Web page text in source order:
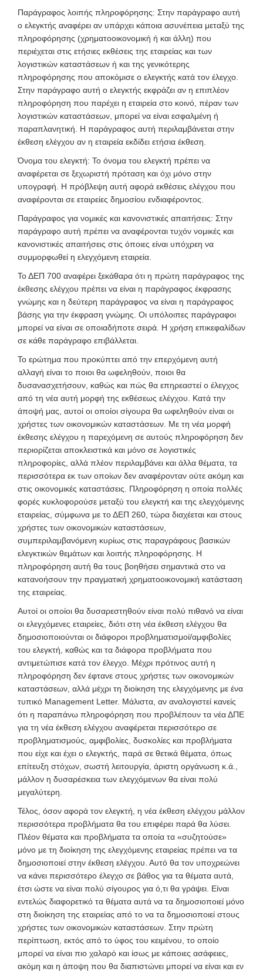
Παράγραφος λοιπής πληροφόρησης: Στην παράγραφο αυτή
ο ελεγκτής αναφέρει αν υπάρχει κάποια ασυνέπεια μεταξύ της
πληροφόρησης (χρηματοοικονομική ή και άλλη) που
περιέχεται στις ετήσιες εκθέσεις της εταιρείας και των
λογιστικών καταστάσεων ή και της γενικότερης
πληροφόρησης που αποκόμισε ο ελεγκτής κατά τον έλεγχο.
Στην παράγραφο αυτή ο ελεγκτής εκφράζει αν η επιπλέον
πληροφόρηση που παρέχει η εταιρεία στο κοινό, πέραν των
λογιστικών καταστάσεων, μπορεί να είναι εσφαλμένη ή
παραπλανητική. Η παράγραφος αυτή περιλαμβάνεται στην
έκθεση ελέγχου αν η εταιρεία εκδίδει ετήσια έκθεση.
Όνομα του ελεγκτή: Το όνομα του ελεγκτή πρέπει να
αναφέρεται σε ξεχωριστή πρόταση και όχι μόνο στην
υπογραφή. Η πρόβλεψη αυτή αφορά εκθέσεις ελέγχου που
αναφέρονται σε εταιρείες δημοσίου ενδιαφέροντος.
Παράγραφος για νομικές και κανονιστικές απαιτήσεις: Στην
παράγραφο αυτή πρέπει να αναφέρονται τυχόν νομικές και
κανονιστικές απαιτήσεις στις όποιες είναι υπόχρεη να
συμμορφωθεί η ελεγχόμενη εταιρεία.
Το ΔΕΠ 700 αναφέρει ξεκάθαρα ότι η πρώτη παράγραφος της
έκθεσης ελέγχου πρέπει να είναι η παράγραφος έκφρασης
γνώμης και η δεύτερη παράγραφος να είναι η παράγραφος
βάσης για την έκφραση γνώμης. Οι υπόλοιπες παράγραφοι
μπορεί να είναι σε οποιαδήποτε σειρά. Η χρήση επικεφαλίδων
σε κάθε παράγραφο επιβάλλεται.
Το ερώτημα που προκύπτει από την επερχόμενη αυτή
αλλαγή είναι το ποιοι θα ωφεληθούν, ποιοι θα
δυσανασχετήσουν, καθώς και πώς θα επηρεαστεί ο έλεγχος
από τη νέα αυτή μορφή της εκθέσεως ελέγχου. Κατά την
άποψή μας, αυτοί οι οποίοι σίγουρα θα ωφεληθούν είναι οι
χρήστες των οικονομικών καταστάσεων. Με τη νέα μορφή
έκθεσης ελέγχου η παρεχόμενη σε αυτούς πληροφόρηση δεν
περιορίζεται αποκλειστικά και μόνο σε λογιστικές
πληροφορίες, αλλά πλέον περιλαμβάνει και άλλα θέματα, τα
περισσότερα εκ των οποίων δεν αναφέρονταν ούτε ακόμη και
στις οικονομικές καταστάσεις. Πληροφόρηση η οποία πολλές
φορές κυκλοφορούσε μεταξύ του ελεγκτή και της ελεγχόμενης
εταιρείας, σύμφωνα με το ΔΕΠ 260, τώρα διαχέεται και στους
χρήστες των οικονομικών καταστάσεων,
συμπεριλαμβανόμενη κυρίως στις παραγράφους βασικών
ελεγκτικών θεμάτων και λοιπής πληροφόρησης. Η
πληροφόρηση αυτή θα τους βοηθήσει σημαντικά στο να
κατανοήσουν την πραγματική χρηματοοικονομική κατάσταση
της εταιρείας.
Αυτοί οι οποίοι θα δυσαρεστηθούν είναι πολύ πιθανό να είναι
οι ελεγχόμενες εταιρείες, διότι στη νέα έκθεση ελέγχου θα
δημοσιοποιούνται οι διάφοροι προβληματισμοί/αμφιβολίες
του ελεγκτή, καθώς και τα διάφορα προβλήματα που
αντιμετώπισε κατά τον έλεγχο. Μέχρι πρότινος αυτή η
πληροφόρηση δεν έφτανε στους χρήστες των οικονομικών
καταστάσεων, αλλά μέχρι τη διοίκηση της ελεγχόμενης με ένα
τυπικό Management Letter. Μάλιστα, αν αναλογιστεί κανείς
ότι η παραπάνω πληροφόρηση που προβλέπουν τα νέα ΔΠΕ
για τη νέα έκθεση ελέγχου αναφέρεται περισσότερο σε
προβληματισμούς, αμφιβολίες, δυσκολίες και προβλήματα
που είχε και έχει ο ελεγκτής, παρά σε θετικά θέματα, όπως
επίτευξη στόχων, σωστή λειτουργία, άριστη οργάνωση κ.ά.,
μάλλον η δυσαρέσκεια των ελεγχόμενων θα είναι πολύ
μεγαλύτερη.
Τέλος, όσον αφορά τον ελεγκτή, η νέα έκθεση ελέγχου μάλλον
περισσότερα προβλήματα θα του επιφέρει παρά θα λύσει.
Πλέον θέματα και προβλήματα τα οποία τα «συζητούσε»
μόνο με τη διοίκηση της ελεγχόμενης εταιρείας πρέπει να τα
δημοσιοποιεί στην έκθεση ελέγχου. Αυτό θα τον υποχρεώνει
να κάνει περισσότερο έλεγχο σε βάθος για τα θέματα αυτά,
έτσι ώστε να είναι πολύ σίγουρος για ό,τι θα γράψει. Είναι
εντελώς διαφορετικό τα θέματα αυτά να τα δημοσιοποιεί μόνο
στη διοίκηση της εταιρείας από το να τα δημοσιοποιεί στους
χρήστες των οικονομικών καταστάσεων. Στην πρώτη
περίπτωση, εκτός από το ύφος του κειμένου, το οποίο
μπορεί να είναι πιο χαλαρό και ίσως με κάποιες ασάφειες,
ακόμη και η άποψη που θα διαπιστώνει μπορεί να είναι και εν